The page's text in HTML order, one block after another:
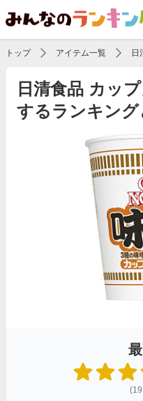
トップ アイテム一覧 日
日清食品 カッ
するランキン